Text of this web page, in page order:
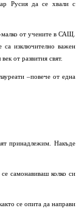
Русия да се хвали с
от учените в САЩ.
са изключително важен
от развития свят.
–повече от една
принадлежим. Накъде
самонавиваш колко си
се опита да направи